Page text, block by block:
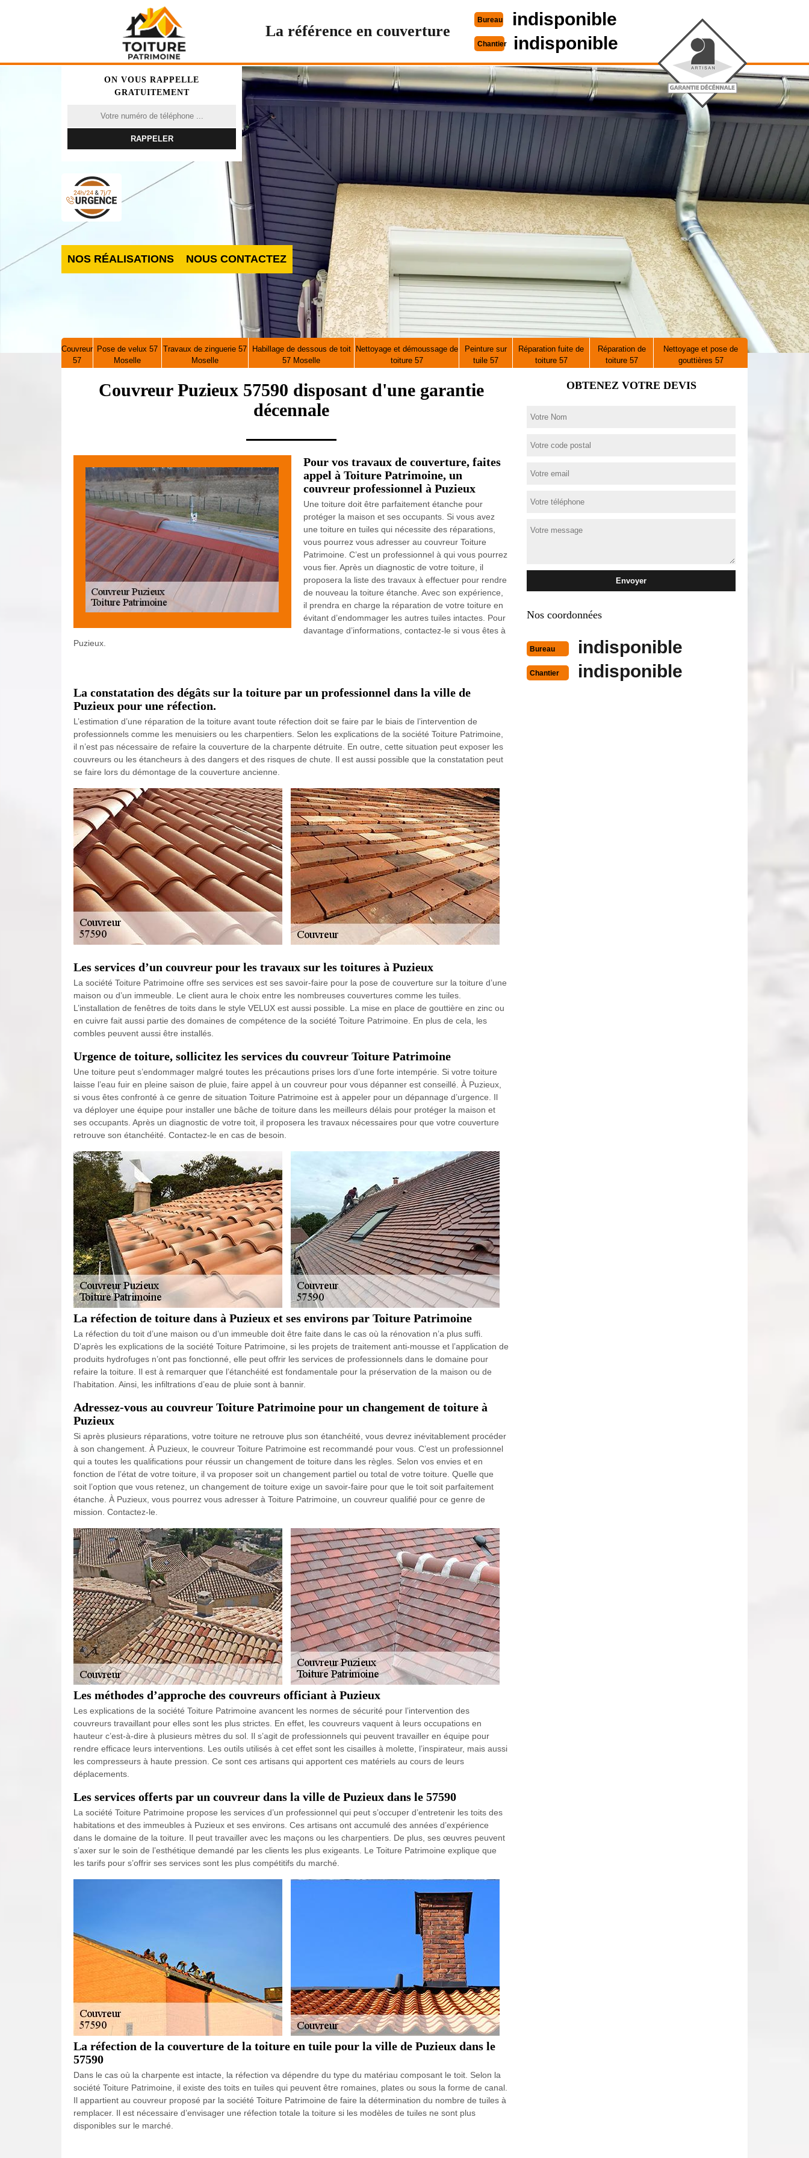
La référence en couverture
Bureau indisponible
Chantier indisponible
ON VOUS RAPPELLE
GRATUITEMENT
NOS RÉALISATIONS NOUS CONTACTEZ
Couvreur
57
Pose de velux 57
Moselle
Travaux de zinguerie 57
Moselle
Habillage de dessous de toit
57 Moselle
Nettoyage et démoussage de
toiture 57
Peinture sur
tuile 57
Réparation fuite de
toiture 57
Réparation de
toiture 57
Nettoyage et pose de
gouttières 57
Couvreur Puzieux 57590 disposant d'une garantie
décennale
Pour vos travaux de couverture, faites
appel à Toiture Patrimoine, un
couvreur professionnel à Puzieux
Une toiture doit être parfaitement étanche pour
protéger la maison et ses occupants. Si vous avez
une toiture en tuiles qui nécessite des réparations,
vous pourrez vous adresser au couvreur Toiture
Patrimoine. C’est un professionnel à qui vous pourrez
vous fier. Après un diagnostic de votre toiture, il
proposera la liste des travaux à effectuer pour rendre
de nouveau la toiture étanche. Avec son expérience,
il prendra en charge la réparation de votre toiture en
évitant d’endommager les autres tuiles intactes. Pour
davantage d’informations, contactez-le si vous êtes à
Puzieux.
La constatation des dégâts sur la toiture par un professionnel dans la ville de
Puzieux pour une réfection.
L’estimation d’une réparation de la toiture avant toute réfection doit se faire par le biais de l’intervention de
professionnels comme les menuisiers ou les charpentiers. Selon les explications de la société Toiture Patrimoine,
il n’est pas nécessaire de refaire la couverture de la charpente détruite. En outre, cette situation peut exposer les
couvreurs ou les étancheurs à des dangers et des risques de chute. Il est aussi possible que la constatation peut
se faire lors du démontage de la couverture ancienne.
Les services d’un couvreur pour les travaux sur les toitures à Puzieux
La société Toiture Patrimoine offre ses services est ses savoir-faire pour la pose de couverture sur la toiture d’une
maison ou d’un immeuble. Le client aura le choix entre les nombreuses couvertures comme les tuiles.
L’installation de fenêtres de toits dans le style VELUX est aussi possible. La mise en place de gouttière en zinc ou
en cuivre fait aussi partie des domaines de compétence de la société Toiture Patrimoine. En plus de cela, les
combles peuvent aussi être installés.
Urgence de toiture, sollicitez les services du couvreur Toiture Patrimoine
Une toiture peut s’endommager malgré toutes les précautions prises lors d’une forte intempérie. Si votre toiture
laisse l’eau fuir en pleine saison de pluie, faire appel à un couvreur pour vous dépanner est conseillé. À Puzieux,
si vous êtes confronté à ce genre de situation Toiture Patrimoine est à appeler pour un dépannage d’urgence. Il
va déployer une équipe pour installer une bâche de toiture dans les meilleurs délais pour protéger la maison et
ses occupants. Après un diagnostic de votre toit, il proposera les travaux nécessaires pour que votre couverture
retrouve son étanchéité. Contactez-le en cas de besoin.
La réfection de toiture dans à Puzieux et ses environs par Toiture Patrimoine
La réfection du toit d’une maison ou d’un immeuble doit être faite dans le cas où la rénovation n’a plus suffi.
D’après les explications de la société Toiture Patrimoine, si les projets de traitement anti-mousse et l’application de
produits hydrofuges n’ont pas fonctionné, elle peut offrir les services de professionnels dans le domaine pour
refaire la toiture. Il est à remarquer que l’étanchéité est fondamentale pour la préservation de la maison ou de
l’habitation. Ainsi, les infiltrations d’eau de pluie sont à bannir.
Adressez-vous au couvreur Toiture Patrimoine pour un changement de toiture à
Puzieux
Si après plusieurs réparations, votre toiture ne retrouve plus son étanchéité, vous devrez inévitablement procéder
à son changement. À Puzieux, le couvreur Toiture Patrimoine est recommandé pour vous. C’est un professionnel
qui a toutes les qualifications pour réussir un changement de toiture dans les règles. Selon vos envies et en
fonction de l’état de votre toiture, il va proposer soit un changement partiel ou total de votre toiture. Quelle que
soit l’option que vous retenez, un changement de toiture exige un savoir-faire pour que le toit soit parfaitement
étanche. À Puzieux, vous pourrez vous adresser à Toiture Patrimoine, un couvreur qualifié pour ce genre de
mission. Contactez-le.
Les méthodes d’approche des couvreurs officiant à Puzieux
Les explications de la société Toiture Patrimoine avancent les normes de sécurité pour l’intervention des
couvreurs travaillant pour elles sont les plus strictes. En effet, les couvreurs vaquent à leurs occupations en
hauteur c’est-à-dire à plusieurs mètres du sol. Il s’agit de professionnels qui peuvent travailler en équipe pour
rendre efficace leurs interventions. Les outils utilisés à cet effet sont les cisailles à molette, l’inspirateur, mais aussi
les compresseurs à haute pression. Ce sont ces artisans qui apportent ces matériels au cours de leurs
déplacements.
Les services offerts par un couvreur dans la ville de Puzieux dans le 57590
La société Toiture Patrimoine propose les services d’un professionnel qui peut s’occuper d’entretenir les toits des
habitations et des immeubles à Puzieux et ses environs. Ces artisans ont accumulé des années d’expérience
dans le domaine de la toiture. Il peut travailler avec les maçons ou les charpentiers. De plus, ses œuvres peuvent
s’axer sur le soin de l’esthétique demandé par les clients les plus exigeants. Le Toiture Patrimoine explique que
les tarifs pour s’offrir ses services sont les plus compétitifs du marché.
La réfection de la couverture de la toiture en tuile pour la ville de Puzieux dans le
57590
Dans le cas où la charpente est intacte, la réfection va dépendre du type du matériau composant le toit. Selon la
société Toiture Patrimoine, il existe des toits en tuiles qui peuvent être romaines, plates ou sous la forme de canal.
Il appartient au couvreur proposé par la société Toiture Patrimoine de faire la détermination du nombre de tuiles à
remplacer. Il est nécessaire d’envisager une réfection totale la toiture si les modèles de tuiles ne sont plus
disponibles sur le marché.
OBTENEZ VOTRE DEVIS
Nos coordonnées
Bureau indisponible
Chantier indisponible